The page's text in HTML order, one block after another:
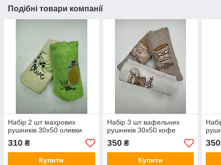
Подібні товари компанії
Набір 2 шт махрових
рушників 30х50 оливки
310 ₴
Купити
Набір 3 шт вафельних
рушників 30х50 кофе
350₴
Купити
350